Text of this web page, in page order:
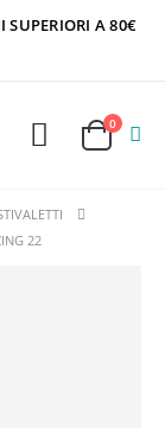
SUPERIORI A 80€
0
22